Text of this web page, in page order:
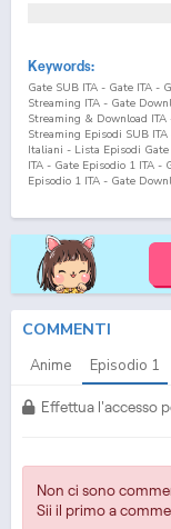
Keywords:
Gate SUB ITA - Gate ITA -
Streaming ITA - Gate
Streaming & Download
Streaming Episodi SUB
Italiani - Lista Episodi
ITA - Gate Episodio 1 ITA -
Episodio 1 ITA - Gate
Tatakaeri Streaming ITA -
Gate: Jieitai Kanochi nite,
Jieitai Kanochi nite, Kaku
nite, Kaku Tatakaeri
Jieitai Kanochi nite, Kaku
nite, Kaku Tatakaeri
Jieitai Kanochi nite, Kaku
Kaku Tatakaeri Episodio1
Episodio1 SUB ITA -
ITA - Gate: Jieitai Kanochi
COMMENTI
Anime Episodio 1
Effettua l'accesso
Non ci sono
Sii il primo a